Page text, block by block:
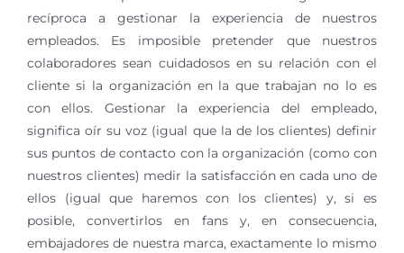
recíproca a gestionar la experiencia de nuestros
empleados. Es imposible pretender que nuestros
colaboradores sean cuidadosos en su relación con el
cliente si la organización en la que trabajan no lo es
con ellos. Gestionar la experiencia del empleado,
significa oír su voz (igual que la de los clientes) definir
sus puntos de contacto con la organización (como con
nuestros clientes) medir la satisfacción en cada uno de
ellos (igual que haremos con los clientes) y, si es
posible, convertirlos en fans y, en consecuencia,
embajadores de nuestra marca, exactamente lo mismo